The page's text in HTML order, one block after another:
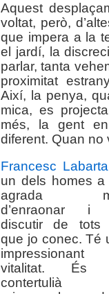
Aquest
voltat, però,
que impera a la
el jardí, la
parlar, tanta
proximitat
Així, la penya,
mica, es
més, la gent
diferent. Quan no
Francesc Labarta
un dels homes a
agrada
d’enraonar i
discutir de tots
que jo conec. Té
impressionant
vitalitat. És
contertulià